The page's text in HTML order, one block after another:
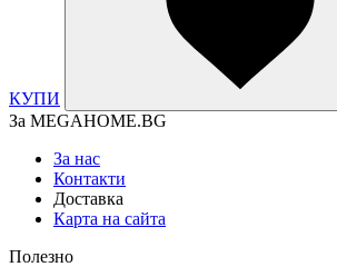
КУПИ
За MEGAHOME.BG
За нас
Контакти
Доставка
Карта на сайта
Полезно